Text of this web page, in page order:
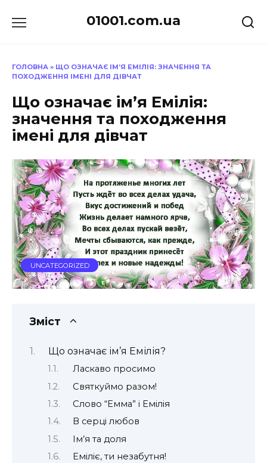
до
01001.com.ua
ГОЛОВНА » ЩО ОЗНАЧАЄ ІМ’Я ЕМІЛІЯ: ЗНАЧЕННЯ ТА
ПОХОДЖЕННЯ ІМЕНІ ДЛЯ ДІВЧАТ
Що означає ім’я Емілія:
значення та походження
імені для дівчат
UNCATEGORIZED
Зміст
Що означає ім’я Емілія?
Ласкаво просимо
Святкуймо разом!
Слово “Емма” і Емілія
В серці любов
Ім’я та доля
Еміліє, ти незабутня!